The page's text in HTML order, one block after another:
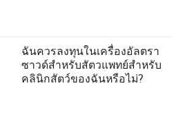
ฉันควรลงทุนในเครื่องอัลตรา
ซาวด์สำหรับสัตวแพทย์สำหรับ
คลินิกสัตว์ของฉันหรือไม่?